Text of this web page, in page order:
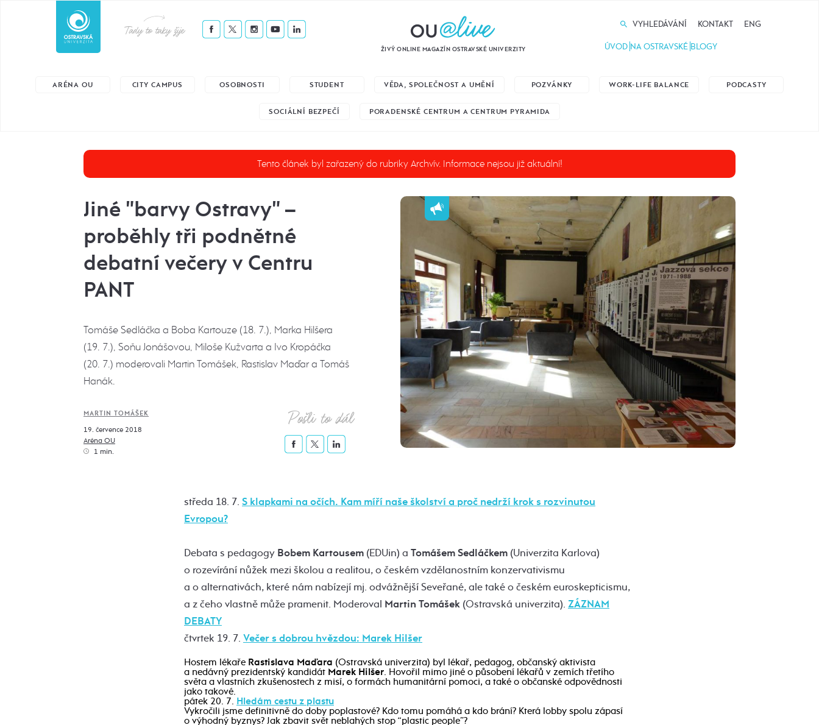
Tady to taky žije
ŽIVÝ ONLINE MAGAZÍN OSTRAVSKÉ UNIVERZITY
VYHLEDÁVÁNÍ KONTAKT ENG
ÚVOD NA OSTRAVSKÉ BLOGY
ARÉNA OU CITY CAMPUS OSOBNOSTI STUDENT VĚDA, SPOLEČNOST A UMĚNÍ POZVÁNKY WORK-LIFE BALANCE PODCASTY
SOCIÁLNÍ BEZPEČÍ PORADENSKÉ CENTRUM A CENTRUM PYRAMIDA
Tento článek byl zařazený do rubriky Archvív. Informace nejsou již aktuální!
Jiné "barvy Ostravy" –
proběhly tři podnětné
debatní večery v Centru
PANT
Tomáše Sedláčka a Boba Kartouze (18. 7.), Marka Hilšera
(19. 7.), Soňu Jonášovou, Miloše Kužvarta a Ivo Kropáčka
(20. 7.) moderovali Martin Tomášek, Rastislav Maďar a Tomáš
Hanák.
MARTIN TOMÁŠEK
19. července 2018
Aréna OU
1 min.
Pošli to dál
středa 18. 7. S klapkami na očích. Kam míří naše školství a proč nedrží krok s rozvinutou
Evropou?
Debata s pedagogy Bobem Kartousem (EDUin) a Tomášem Sedláčkem (Univerzita Karlova)
o rozevírání nůžek mezi školou a realitou, o českém vzdělanostním konzervativismu
a o alternativách, které nám nabízejí mj. odvážnější Seveřané, ale také o českém euroskepticismu,
a z čeho vlastně může pramenit. Moderoval Martin Tomášek (Ostravská univerzita). ZÁZNAM
DEBATY
čtvrtek 19. 7. Večer s dobrou hvězdou: Marek Hilšer
Hostem lékaře Rastislava Maďara (Ostravská univerzita) byl lékař, pedagog, občanský aktivista
a nedávný prezidentský kandidát Marek Hilšer. Hovořil mimo jiné o působení lékařů v zemích třetího
světa a vlastních zkušenostech z misí, o formách humanitární pomoci, a také o občanské odpovědnosti
jako takové.
pátek 20. 7. Hledám cestu z plastu
Vykročili jsme definitivně do doby poplastové? Kdo tomu pomáhá a kdo brání? Která lobby spolu zápasí
o výhodný byznys? Jak zbavit svět neblahých stop “plastic people”?